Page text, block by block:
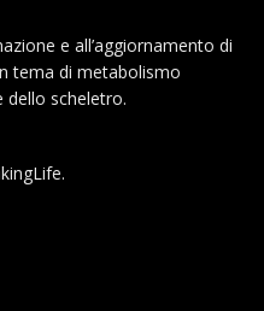
e all’aggiornamento di
tema di metabolismo
scheletro.